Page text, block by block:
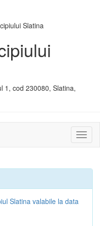
1, cod 230080, Slatina,
sau
Slatina valabile la data